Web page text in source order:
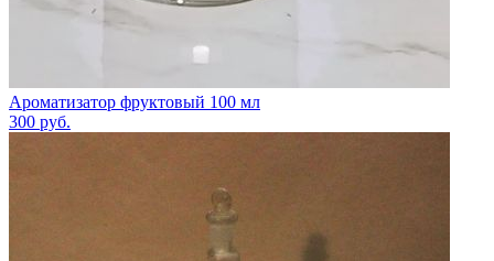
Ароматизатор фруктовый 100 мл
300 руб.